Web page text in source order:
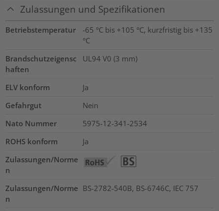
Zulassungen und Spezifikationen
Betriebstemperatur
-65 °C bis +105 °C, kurzfristig bis +135
°C
Brandschutzeigensc
haften
UL94 V0 (3 mm)
ELV konform
Ja
Gefahrgut
Nein
Nato Nummer
5975-12-341-2534
ROHS konform
Ja
Zulassungen/Norme
n
Zulassungen/Norme
n
BS-2782-540B, BS-6746C, IEC 757